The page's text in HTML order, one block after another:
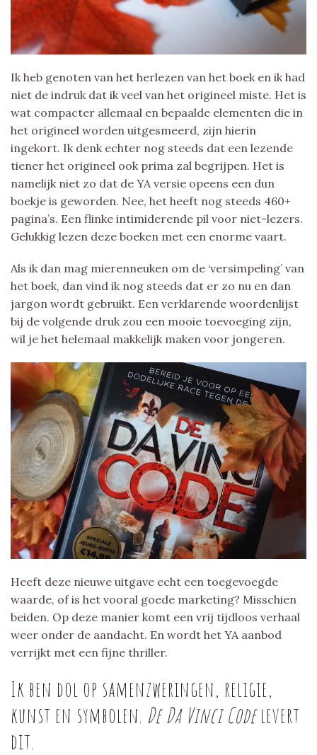
Ik heb genoten van het herlezen van het boek en ik had
niet de indruk dat ik veel van het origineel miste. Het is
wat compacter allemaal en bepaalde elementen die in
het origineel worden uitgesmeerd, zijn hierin
ingekort. Ik denk echter nog steeds dat een lezende
tiener het origineel ook prima zal begrijpen. Het is
namelijk niet zo dat de YA versie opeens een dun
boekje is geworden. Nee, het heeft nog steeds 460+
pagina’s. Een flinke intimiderende pil voor niet-lezers.
Gelukkig lezen deze boeken met een enorme vaart.
Als ik dan mag mierenneuken om de ‘versimpeling’ van
het boek, dan vind ik nog steeds dat er zo nu en dan
jargon wordt gebruikt. Een verklarende woordenlijst
bij de volgende druk zou een mooie toevoeging zijn,
wil je het helemaal makkelijk maken voor jongeren.
Heeft deze nieuwe uitgave echt een toegevoegde
waarde, of is het vooral goede marketing? Misschien
beiden. Op deze manier komt een vrij tijdloos verhaal
weer onder de aandacht. En wordt het YA aanbod
verrijkt met een fijne thriller.
Ik ben dol op samenzweringen, religie,
kunst en symbolen. De Da Vinci Codelevert
dit.